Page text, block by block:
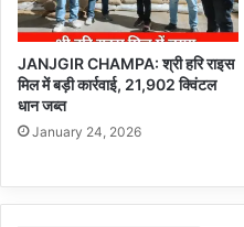
JANJGIR CHAMPA: श्री हरि राइस
मिल में बड़ी कार्रवाई, 21,902 क्विंटल
धान जब्त
January 24, 2026